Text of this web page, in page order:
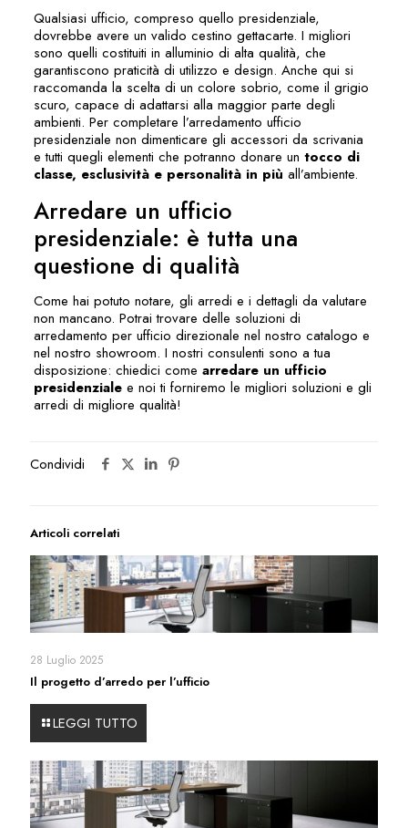
Qualsiasi ufficio, compreso quello presidenziale,
dovrebbe avere un valido cestino gettacarte. I migliori
sono quelli costituiti in alluminio di alta qualità, che
garantiscono praticità di utilizzo e design. Anche qui si
raccomanda la scelta di un colore sobrio, come il grigio
scuro, capace di adattarsi alla maggior parte degli
ambienti. Per completare l’arredamento ufficio
presidenziale non dimenticare gli accessori da scrivania
e tutti quegli elementi che potranno donare un tocco di
classe, esclusività e personalità in più all’ambiente.
Arredare un ufficio
presidenziale: è tutta una
questione di qualità
Come hai potuto notare, gli arredi e i dettagli da valutare
non mancano. Potrai trovare delle soluzioni di
arredamento per ufficio direzionale nel nostro catalogo e
nel nostro showroom. I nostri consulenti sono a tua
disposizione: chiedici come arredare un ufficio
presidenzialee noi ti forniremo le migliori soluzioni e gli
arredi di migliore qualità!
Condividi
Articoli correlati
28 Luglio 2025
Il progetto d’arredo per l’ufficio
LEGGI TUTTO